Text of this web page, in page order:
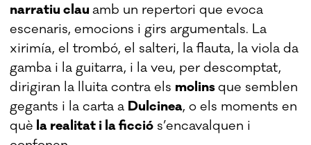
narratiu clauamb un repertori que evoca
escenaris, emocions i girs argumentals. La
xirimía, el trombó, el salteri, la flauta, la viola da
gamba i la guitarra, i la veu, per descomptat,
dirigiran la lluita contra els molinsque semblen
gegants i la carta a Dulcinea, o els moments en
què la realitat i la ficció s’encavalquen i